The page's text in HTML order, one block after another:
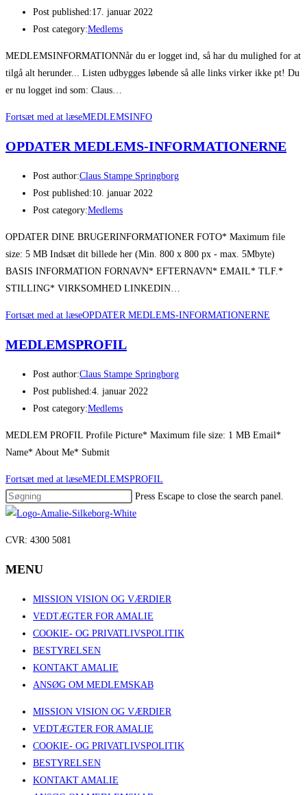
Post published:17. januar 2022
Post category:Medlems
MEDLEMSINFORMATIONNår du er logget ind, så har du mulighed for at
tilgå alt herunder... Listen udbygges løbende så alle links virker ikke pt! Du
er nu logget ind som: Claus…
Fortsæt med at læseMEDLEMSINFO
OPDATER MEDLEMS-INFORMATIONERNE
Post author:Claus Stampe Springborg
Post published:10. januar 2022
Post category:Medlems
OPDATER DINE BRUGERINFORMATIONER FOTO* Maximum file
size: 5 MB Indsæt dit billede her (Min. 800 x 800 px - max. 5Mbyte)
BASIS INFORMATION FORNAVN* EFTERNAVN* EMAIL* TLF.*
STILLING* VIRKSOMHED LINKEDIN…
Fortsæt med at læseOPDATER MEDLEMS-INFORMATIONERNE
MEDLEMSPROFIL
Post author:Claus Stampe Springborg
Post published:4. januar 2022
Post category:Medlems
MEDLEM PROFIL Profile Picture* Maximum file size: 1 MB Email*
Name* About Me* Submit
Fortsæt med at læseMEDLEMSPROFIL
Press Escape to close the search panel.
CVR: 4300 5081
MENU
MISSION VISION OG VÆRDIER
VEDTÆGTER FOR AMALIE
COOKIE- OG PRIVATLIVSPOLITIK
BESTYRELSEN
KONTAKT AMALIE
ANSØG OM MEDLEMSKAB
MISSION VISION OG VÆRDIER
VEDTÆGTER FOR AMALIE
COOKIE- OG PRIVATLIVSPOLITIK
BESTYRELSEN
KONTAKT AMALIE